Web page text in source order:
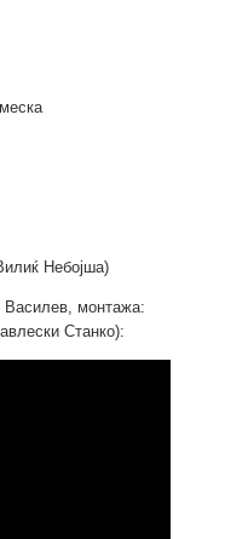
Небојша)
Василев, монтажа:
Станко):